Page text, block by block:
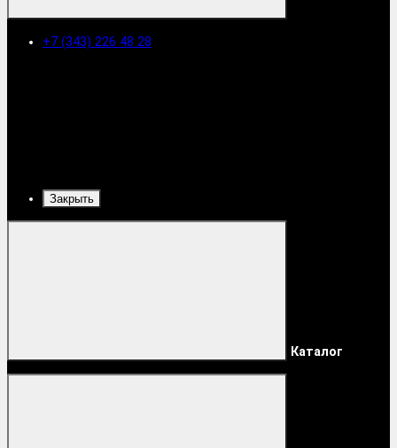
+7 (343) 226 48 28
Закрыть
Каталог